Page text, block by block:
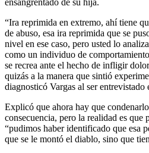
“Ira reprimida en extremo, ahí tiene
de abuso, esa ira reprimida que se
nivel en ese caso, pero usted lo
como un individuo de
se recrea ante el hecho de infligir
quizás a la manera que sintió
diagnosticó Vargas al ser
Explicó que ahora hay que
consecuencia, pero la realidad es que
“pudimos haber identificado que esa
que se le montó el diablo, sino que